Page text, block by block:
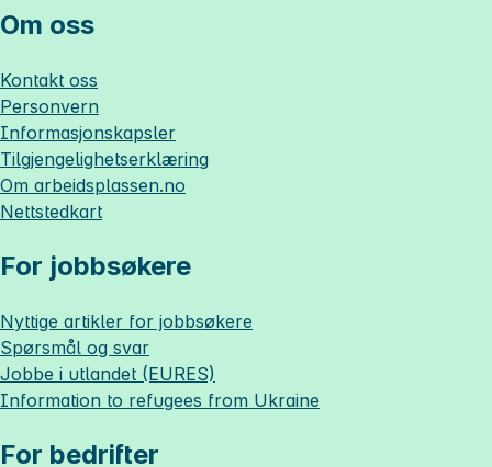
Om oss
Kontakt oss
Personvern
Informasjonskapsler
Tilgjengelighetserklæring
Om arbeidsplassen.no
Nettstedkart
For jobbsøkere
Nyttige artikler for jobbsøkere
Spørsmål og svar
Jobbe i utlandet (EURES)
Information to refugees from Ukraine
For bedrifter